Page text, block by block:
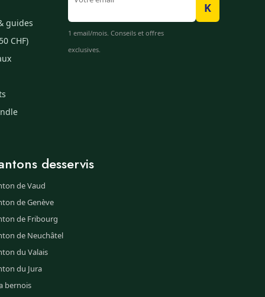
guides
CHF)
K
1 email/mois. Conseils et offres
exclusives.
desservis
de Vaud
de Genève
de Fribourg
de Neuchâtel
du Valais
du Jura
bernois